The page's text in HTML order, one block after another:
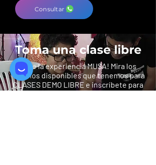
Consultar
Toma una clase libre
¡Vive la experiencia MUSA! Mira los
horarios disponibles que tenemos para
CLASES DEMO LIBRE e inscríbete para
que tú mismo puedas probar las clases.